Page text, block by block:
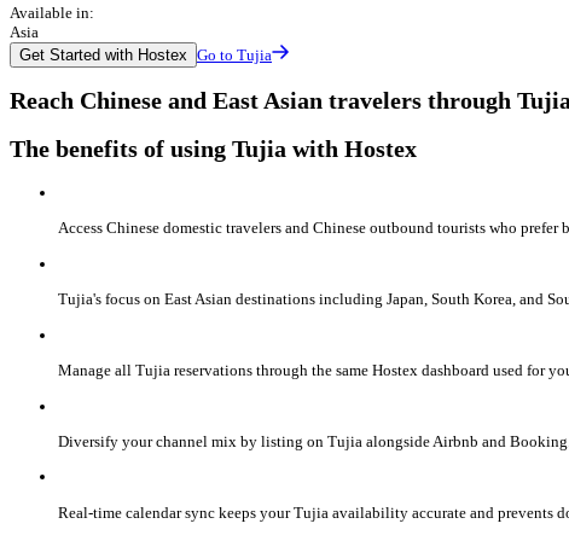
Available in:
Asia
Get Started with Hostex Go to Tujia
Reach Chinese and East Asian travelers through
The benefits of using Tujia with Hostex
Access Chinese domestic travelers and Chinese outbound tourists who
Tujia's focus on East Asian destinations including Japan, South Korea, and
Manage all Tujia reservations through the same Hostex dashboard used for
Diversify your channel mix by listing on Tujia alongside Airbnb and
Real-time calendar sync keeps your Tujia availability accurate and prevents